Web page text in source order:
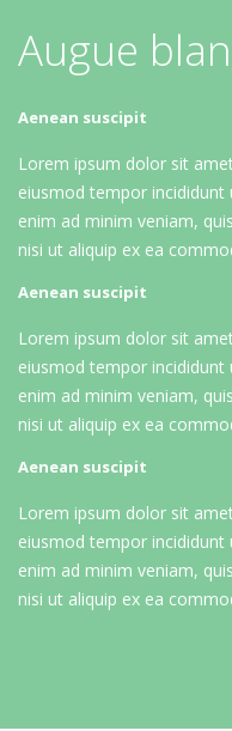
Augue
Aenean suscipit
Lorem ipsum dolor sit
eiusmod tempor
enim ad minim veniam,
nisi ut aliquip ex ea
Aenean suscipit
Lorem ipsum dolor sit
eiusmod tempor
enim ad minim veniam,
nisi ut aliquip ex ea
Aenean suscipit
Lorem ipsum dolor sit
eiusmod tempor
enim ad minim veniam,
nisi ut aliquip ex ea